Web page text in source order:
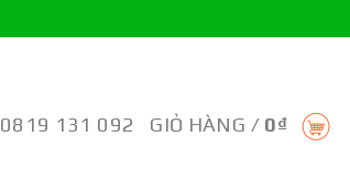
0819 131 092 GIỎ HÀNG / 0₫